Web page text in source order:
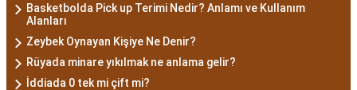
Basketbolda Pick up Terimi Nedir? Anlamı ve Kullanım
Alanları
Zeybek Oynayan Kişiye Ne Denir?
Rüyada minare yıkılmak ne anlama gelir?
İddiada 0 tek mi çift mi?